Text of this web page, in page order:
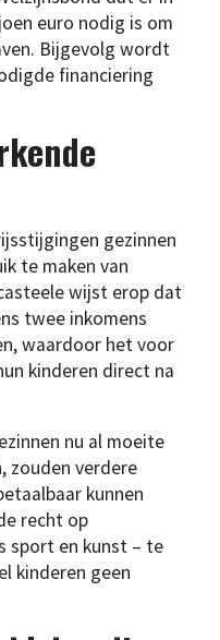
euro nodig is om
Bijgevolg wordt
financiering
gezinnen
te maken van
wijst erop dat
twee inkomens
waardoor het voor
kinderen direct na
nu al moeite
zouden verdere
kunnen
recht op
sport en kunst – te
kinderen geen